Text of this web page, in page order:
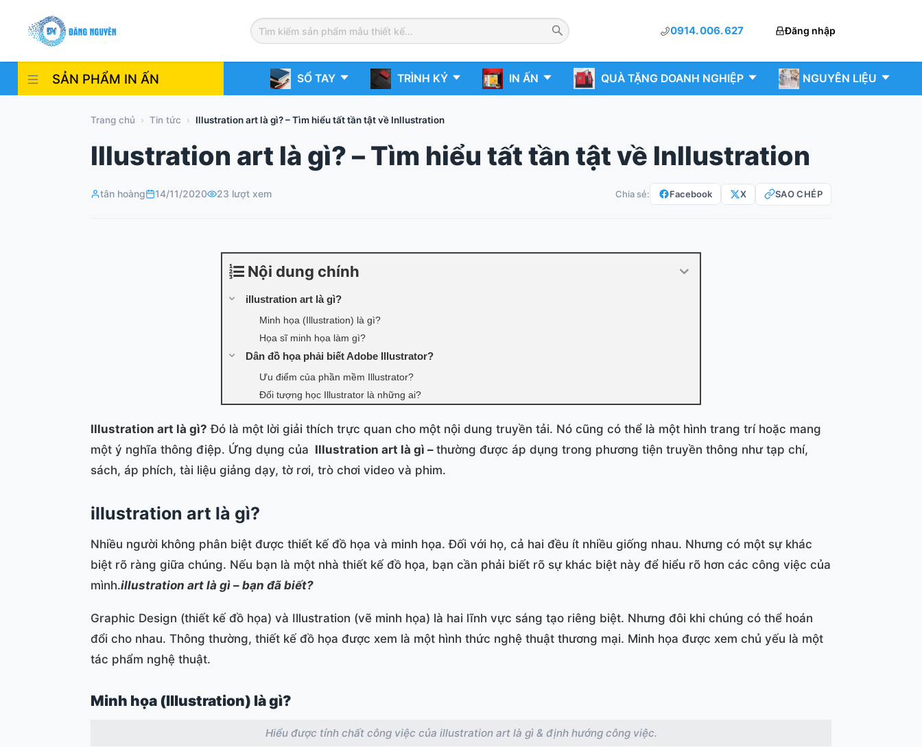
content
0914. 006. 627 Đăng nhập
SẢN PHẨM IN ẤN SỔ TAY TRÌNH KÝ IN ẤN QUÀ TẶNG DOANH NGHIỆP NGUYÊN LIỆU
Trang chủ › Tin tức › Illustration art là gì? – Tìm hiểu tất tần tật về Inllustration
Illustration art là gì? – Tìm hiểu tất tần tật về Inllustration
tân hoàng 14/11/2020 23 lượt xem Chia sẻ: Facebook X SAO CHÉP
Nội dung chính
illustration art là gì?
Minh họa (Illustration) là gì?
Họa sĩ minh họa làm gì?
Dân đồ họa phải biết Adobe Illustrator?
Ưu điểm của phần mềm Illustrator?
Đối tượng học Illustrator là những ai?
Illustration art là gì? Đó là một lời giải thích trực quan cho một nội dung truyền tải. Nó cũng có thể là một hình trang trí hoặc mang
một ý nghĩa thông điệp. Ứng dụng của Illustration art là gì – thường được áp dụng trong phương tiện truyền thông như tạp chí,
sách, áp phích, tài liệu giảng dạy, tờ rơi, trò chơi video và phim.
illustration art là gì?
Nhiều người không phân biệt được thiết kế đồ họa và minh họa. Đối với họ, cả hai đều ít nhiều giống nhau. Nhưng có một sự khác
biệt rõ ràng giữa chúng. Nếu bạn là một nhà thiết kế đồ họa, bạn cần phải biết rõ sự khác biệt này để hiểu rõ hơn các công việc của
mình.illustration art là gì – bạn đã biết?
Graphic Design (thiết kế đồ họa) và Illustration (vẽ minh họa) là hai lĩnh vực sáng tạo riêng biệt. Nhưng đôi khi chúng có thể hoán
đổi cho nhau. Thông thường, thiết kế đồ họa được xem là một hình thức nghệ thuật thương mại. Minh họa được xem chủ yếu là một
tác phẩm nghệ thuật.
Minh họa (Illustration) là gì?
Hiểu được tính chất công việc của illustration art là gì & định hướng công việc.